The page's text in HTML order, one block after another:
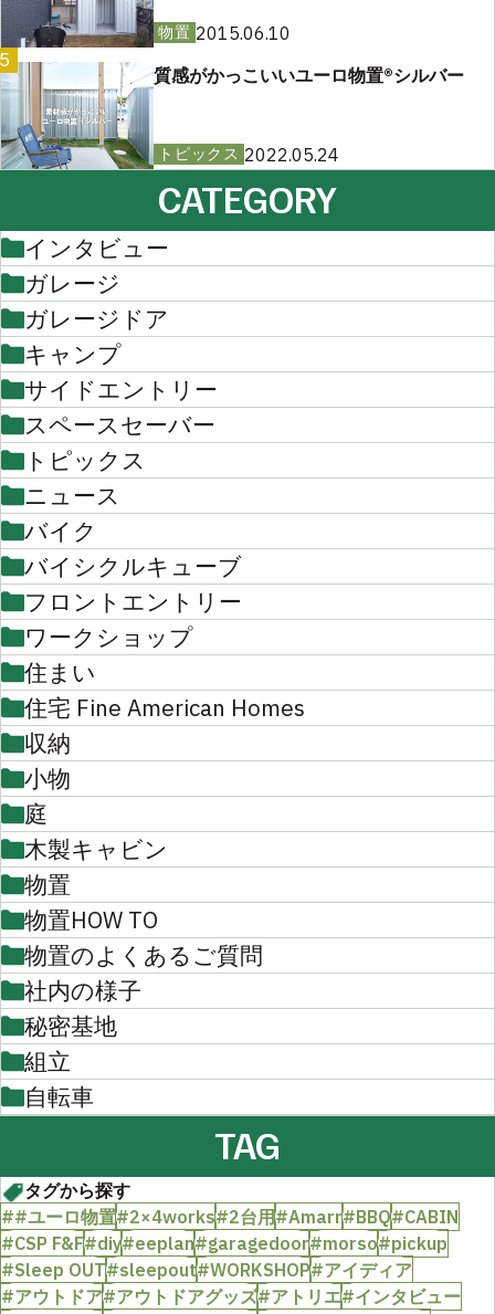
物置 2015.06.10
質感がかっこいいユーロ物置®︎シルバー
トピックス 2022.05.24
CATEGORY
インタビュー
ガレージ
ガレージドア
キャンプ
サイドエントリー
スペースセーバー
トピックス
ニュース
バイク
バイシクルキューブ
フロントエントリー
ワークショップ
住まい
住宅 Fine American Homes
収納
小物
庭
木製キャビン
物置
物置HOW TO
物置のよくあるご質問
社内の様子
秘密基地
組立
自転車
TAG
タグから探す
##ユーロ物置#2×4works#2台用#Amarr#BBQ#CABIN
#CSP F&F#diy#eeplan#garagedoor#morso#pickup
#Sleep OUT#sleepout#WORKSHOP#アイディア
#アウトドア#アウトドアグッズ#アトリエ#インタビュー